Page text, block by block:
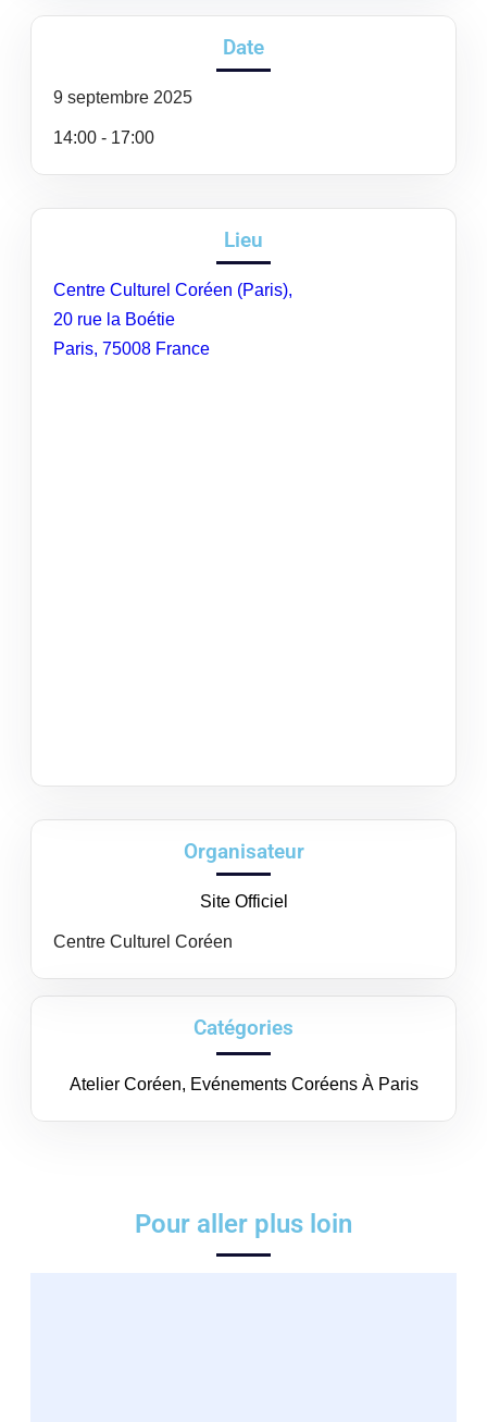
Date
9 septembre 2025
14:00 - 17:00
Lieu
Centre Culturel Coréen (Paris),
20 rue la Boétie
Paris, 75008 France
Organisateur
Site Officiel
Centre Culturel Coréen
Catégories
Atelier Coréen, Evénements Coréens À Paris
Pour aller plus loin